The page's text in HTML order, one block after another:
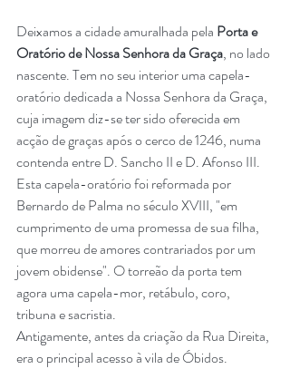
Deixamos a cidade amuralhada pela Porta e
Oratório de Nossa Senhora da Graça, no lado
nascente. Tem no seu interior uma capela-
oratório dedicada a Nossa Senhora da Graça,
cuja imagem diz-se ter sido oferecida em
acção de graças após o cerco de 1246, numa
contenda entre D. Sancho II e D. Afonso III.
Esta capela-oratório foi reformada por
Bernardo de Palma no século XVIII, "em
cumprimento de uma promessa de sua filha,
que morreu de amores contrariados por um
jovem obidense". O torreão da porta tem
agora uma capela-mor, retábulo, coro,
tribuna e sacristia.
Antigamente, antes da criação da Rua Direita,
era o principal acesso à vila de Óbidos.